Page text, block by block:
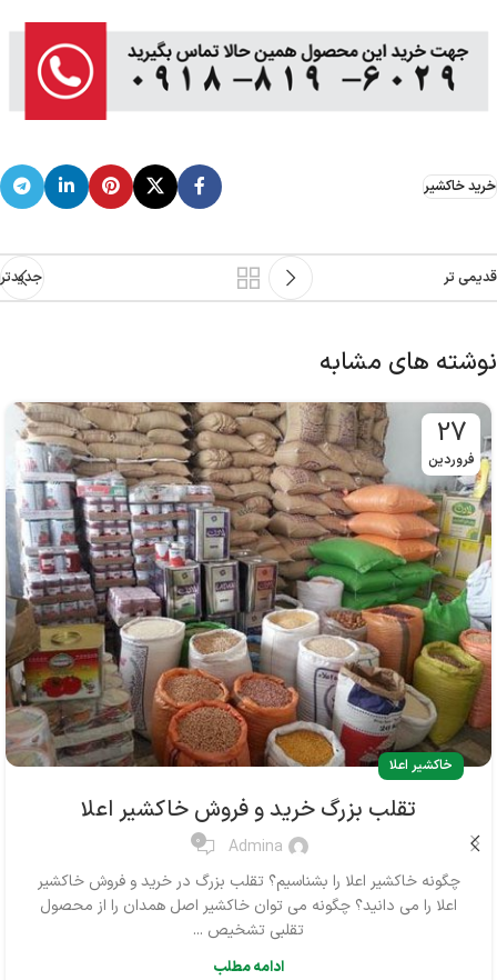
خرید خاکشیر
جدیدتر قدیمی تر
نوشته های مشابه
27
فروردین
خاکشیر اعلا
تقلب بزرگ خرید و فروش خاکشیر اعلا
Admina
0
چگونه خاکشیر اعلا را بشناسیم؟ تقلب بزرگ در خرید و فروش خاکشیر
اعلا را می دانید؟ چگونه می توان خاکشیر اصل همدان را از محصول
تقلبی تشخیص ...
ادامه مطلب